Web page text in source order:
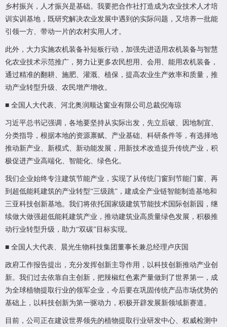
乡村振兴，人才振兴是基础。我要把合作社打造成为农业技术人才培
训实训基地，既研究解决农业发展中遇到的实际问题，又培养一批能
引领一方、带动一片的农村实用人才。
此外，大力实施农机装备补短板行动，加强先进适用农机装备与智慧
化农业技术示范推广，努力让更多农民想用、会用、能用农机装备，
通过精准的翻耕、施肥、灌溉、植保，提高农业生产效率和质量，推
动产业转型升级、农民增产增收。
■ 全国人大代表、河北奥润顺达窗业有限公司总裁倪海琼
习近平总书记强调，各地要坚持从实际出发，先立后破、因地制宜、
分类指导，根据本地的资源禀赋、产业基础、科研条件等，有选择地
推动新产业、新模式、新动能发展，用新技术改造提升传统产业，积
极促进产业高端化、智能化、绿色化。
我们企业始终专注建筑节能产业，实现了从传统门窗到节能门窗、再
到超低能耗建筑的产业转型“三级跳”，建成全产业链智能制造基地和
三亚科技创新基地。我们将依托国家级建筑节能技术国际创新园，继
续做大做强超低能耗建筑产业，推动建筑业高质量绿色发展，积极推
动行业转型升级，助力“双碳”目标实现。
■ 全国人大代表、晨光生物科技集团董事长兼总经理卢庆国
政府工作报告提出，充分发挥创新主导作用，以科技创新推动产业创
新。我们过去依靠自主创新，把辣椒红色素产量做到了世界第一，成
为全球植物提取行业的领军企业，今后要在巩固传统产品市场优势的
基础上，以科技创新为第一驱动力，积极开辟发展新领域新赛道。
目前，公司正在建设世界领先的植物提取行业研发中心、权威检测中